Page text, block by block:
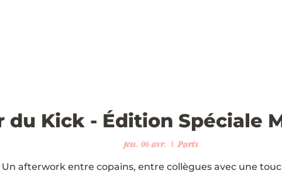
du Kick - Édition Spéciale
jeu. 06 avr.
  |
Paris
Un afterwork entre copains, entre collègues avec une